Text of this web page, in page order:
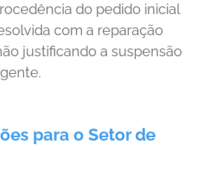
do pedido inicial
com a reparação
justificando a suspensão
para o Setor de